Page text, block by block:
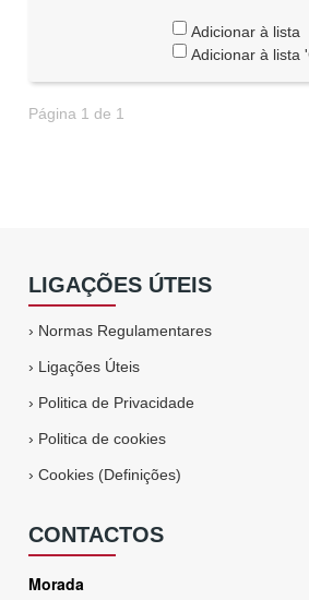
Adicionar à lista
Adicionar à lista
Página 1 de 1
LIGAÇÕES ÚTEIS
› Normas Regulamentares
› Ligações Úteis
› Politica de Privacidade
› Politica de cookies
›Cookies (Definições)
CONTACTOS
Morada